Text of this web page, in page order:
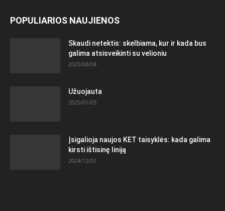
POPULIARIOS NAUJIENOS
Skaudi netektis: skelbiama, kur ir kada bus
galima atsisveikinti su velioniu
2025/08/04
Užuojauta
2025/01/03
Įsigalioja naujos KET taisyklės: kada galima
kirsti ištisinę liniją
2024/12/01